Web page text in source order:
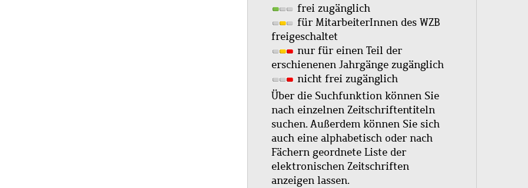
frei zugänglich
für MitarbeiterInnen des WZB
freigeschaltet
nur für einen Teil der
erschienenen Jahrgänge zugänglich
nicht frei zugänglich
Über die Suchfunktion können Sie
nach einzelnen Zeitschriftentiteln
suchen. Außerdem können Sie sich
auch eine alphabetisch oder nach
Fächern geordnete Liste der
elektronischen Zeitschriften
anzeigen lassen.